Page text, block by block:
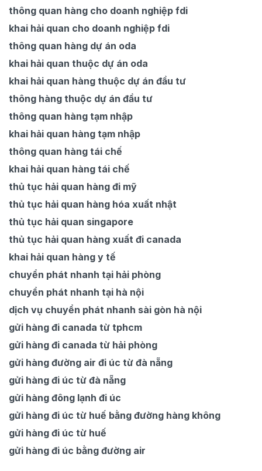
thông quan hàng cho doanh nghiệp fdi
khai hải quan cho doanh nghiệp fdi
thông quan hàng dự án oda
khai hải quan thuộc dự án oda
khai hải quan hàng thuộc dự án đầu tư
thông hàng thuộc dự án đầu tư
thông quan hàng tạm nhập
khai hải quan hàng tạm nhập
thông quan hàng tái chế
khai hải quan hàng tái chế
thủ tục hải quan hàng đi mỹ
thủ tục hải quan hàng hóa xuất nhật
thủ tục hải quan singapore
thủ tục hải quan hàng xuất đi canada
khai hải quan hàng y tế
chuyển phát nhanh tại hải phòng
chuyển phát nhanh tại hà nội
dịch vụ chuyển phát nhanh sài gòn hà nội
gửi hàng đi canada từ tphcm
gửi hàng đi canada từ hải phòng
gửi hàng đường air đi úc từ đà nẵng
gửi hàng đi úc từ đà nẵng
gửi hàng đông lạnh đi úc
gửi hàng đi úc từ huế bằng đường hàng không
gửi hàng đi úc từ huế
gửi hàng đi úc bằng đường air